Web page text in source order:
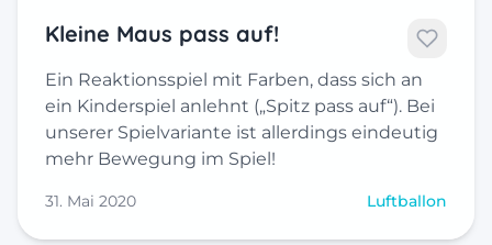
Kleine Maus pass auf!
Ein Reaktionsspiel mit Farben, dass sich an
ein Kinderspiel anlehnt („Spitz pass auf“). Bei
unserer Spielvariante ist allerdings eindeutig
mehr Bewegung im Spiel!
31. Mai 2020 Luftballon